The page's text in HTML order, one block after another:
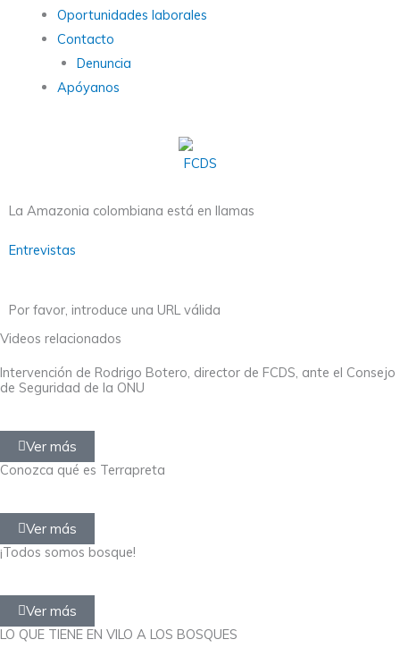
Oportunidades laborales
Contacto
Denuncia
Apóyanos
La Amazonia colombiana está en llamas
Entrevistas
Por favor, introduce una URL válida
Videos relacionados
Intervención de Rodrigo Botero, director de FCDS, ante el Consejo
de Seguridad de la ONU
Ver más
Conozca qué es Terrapreta
Ver más
¡Todos somos bosque!
Ver más
LO QUE TIENE EN VILO A LOS BOSQUES